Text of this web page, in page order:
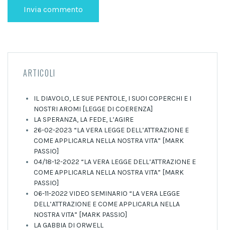
ARTICOLI
IL DIAVOLO, LE SUE PENTOLE, I SUOI COPERCHI E I
NOSTRI AROMI [LEGGE DI COERENZA]
LA SPERANZA, LA FEDE, L’AGIRE
26-02-2023 “LA VERA LEGGE DELL’ATTRAZIONE E
COME APPLICARLA NELLA NOSTRA VITA” [MARK
PASSIO]
04/18-12-2022 “LA VERA LEGGE DELL’ATTRAZIONE E
COME APPLICARLA NELLA NOSTRA VITA” [MARK
PASSIO]
06-11-2022 VIDEO SEMINARIO “LA VERA LEGGE
DELL’ATTRAZIONE E COME APPLICARLA NELLA
NOSTRA VITA” [MARK PASSIO]
LA GABBIA DI ORWELL